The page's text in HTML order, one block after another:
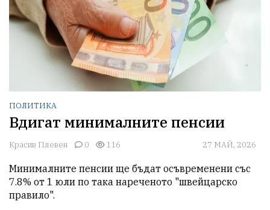
ПОЛИТИКА
Вдигат минималните пенсии
Красив Плевен 0 116 27 МАЙ, 2026
Минималните пенсии ще бъдат осъвременени със
7.8% от 1 юли по така нареченото "швейцарско
правило".